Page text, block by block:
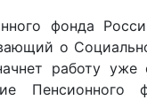
фонда
о
работу уже